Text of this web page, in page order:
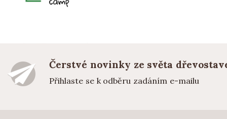
Čerstvé novinky ze světa
Přihlaste se k odběru zadáním e-mailu